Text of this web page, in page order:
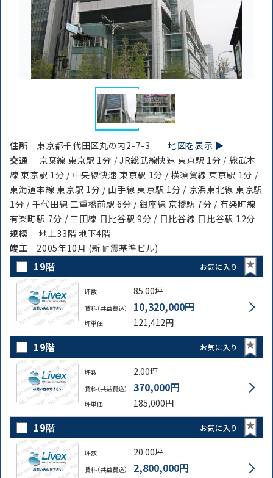
住所東京都千代田区丸の内2-7-3地図を表示 ▶︎
交通
京葉線 東京駅 1分 / JR総武線快速 東京駅 1分 / 総武本
線 東京駅 1分 / 中央線快速 東京駅 1分 / 横須賀線 東京駅 1分 /
東海道本線 東京駅 1分 / 山手線 東京駅 1分 / 京浜東北線 東京駅
1分 / 千代田線 二重橋前駅 6分 / 銀座線 京橋駅 7分 / 有楽町線
有楽町駅 7分 / 三田線 日比谷駅 9分 / 日比谷線 日比谷駅 12分
規模
地上33階 地下4階
竣⼯ 2005年10月 (新耐震基準ビル)
19階 お気に入り
坪数 85.00坪
賃料（共益費込） 10,320,000円
坪単価 121,412円
19階 お気に入り
坪数 2.00坪
賃料（共益費込） 370,000円
坪単価 185,000円
19階 お気に入り
坪数 20.00坪
賃料（共益費込） 2,800,000円